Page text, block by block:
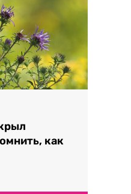
как